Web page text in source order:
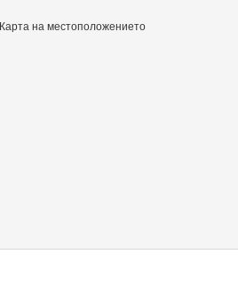
Карта на местоположението